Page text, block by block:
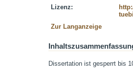
Lizenz:
Zur Langanzeige
Dissertation ist gesperrt bis